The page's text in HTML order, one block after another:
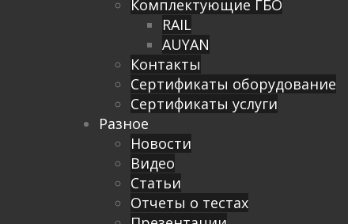
Комплектующие ГБО
RAIL
AUYAN
Контакты
Сертификаты оборудование
Сертификаты услуги
Разное
Новости
Видео
Cтатьи
Отчеты о тестах